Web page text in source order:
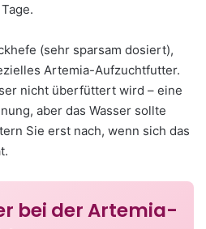
(sehr sparsam dosiert),
Artemia-Aufzuchtfutter.
nicht überfüttert wird – eine
aber das Wasser sollte
Sie erst nach, wenn sich das
bei der Artemia-